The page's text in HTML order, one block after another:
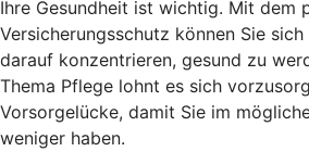
Ihre Gesundheit ist wichtig. Mit dem
Versicherungsschutz können Sie
darauf konzentrieren, gesund zu
Thema Pflege lohnt es sich
Vorsorgelücke, damit Sie im
weniger haben.